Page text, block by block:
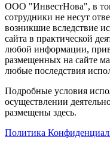
ООО "ИнвестНова", в
сотрудники не несут
возникшие вследствие
сайта в практической
любой информации,
размещенных на сайте
любые последствия
Подробные условия
осуществлении
размещены здесь.
Политика